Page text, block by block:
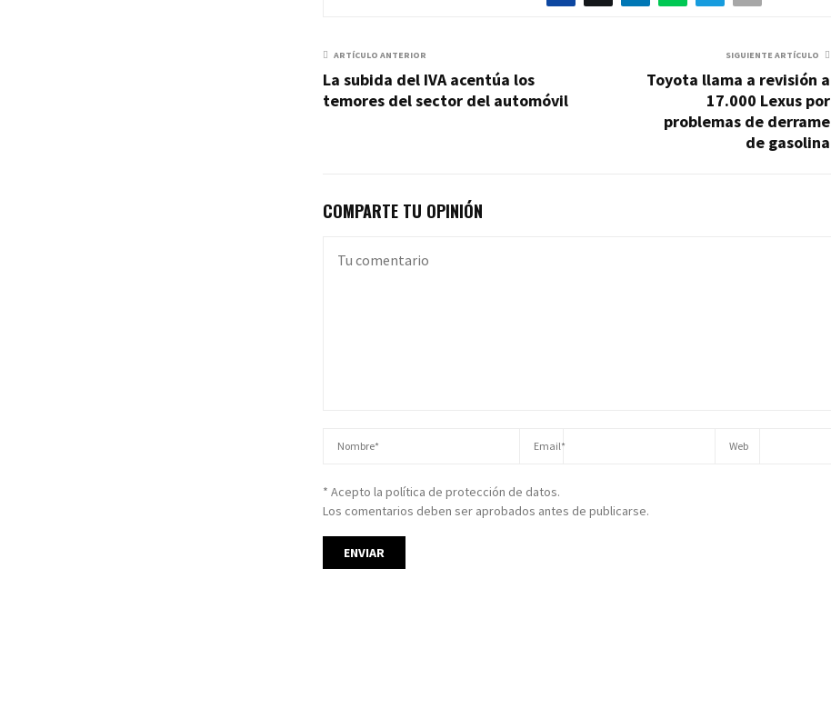
ARTÍCULO ANTERIOR
La subida del IVA acentúa los
temores del sector del automóvil
SIGUIENTE ARTÍCULO
Toyota llama a revisión a
17.000 Lexus por
problemas de derrame
de gasolina
COMPARTE TU OPINIÓN
* Acepto la política de protección de datos.
Los comentarios deben ser aprobados antes de publicarse.